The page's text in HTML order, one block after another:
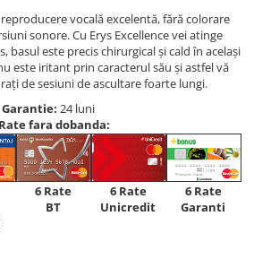
vocală excelentă, fără colorare
sonore. Cu Erys Excellence vei atinge
basul este precis chirurgical și cald în același
este iritant prin caracterul său și astfel vă
de sesiuni de ascultare foarte lungi.
Garantie: 24 luni
Rate fara dobanda:
6 Rate
BT
6 Rate
Unicredit
6 Rate
Garanti